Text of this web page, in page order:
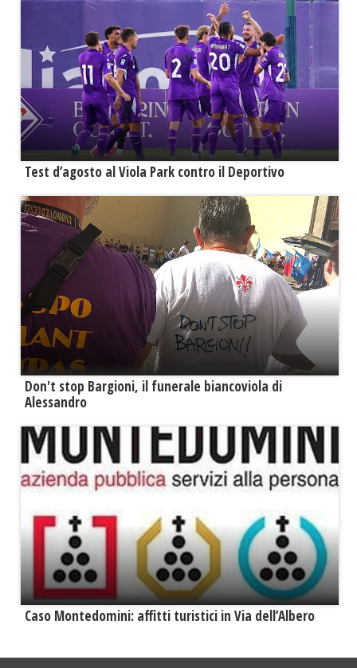
Test d’agosto al Viola Park contro il Deportivo
Don't stop Bargioni, il funerale biancoviola di
Alessandro
Caso Montedomini: affitti turistici in Via dell’Albero